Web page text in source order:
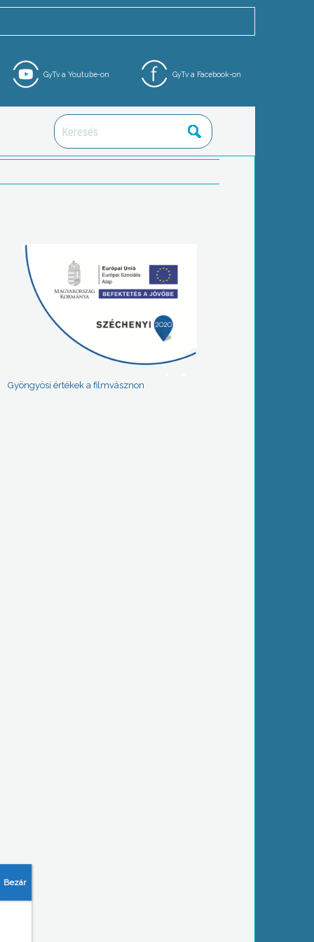
GyTv a Facebook-on
GyTv a Youtube-on
Gyöngyösi értékek a filmvásznon